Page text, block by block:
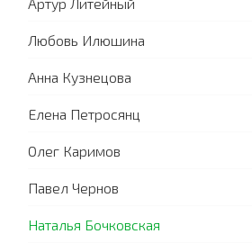
Любовь Илюшина
Анна Кузнецова
Елена Петросянц
Олег Каримов
Павел Чернов
Наталья Бочковская